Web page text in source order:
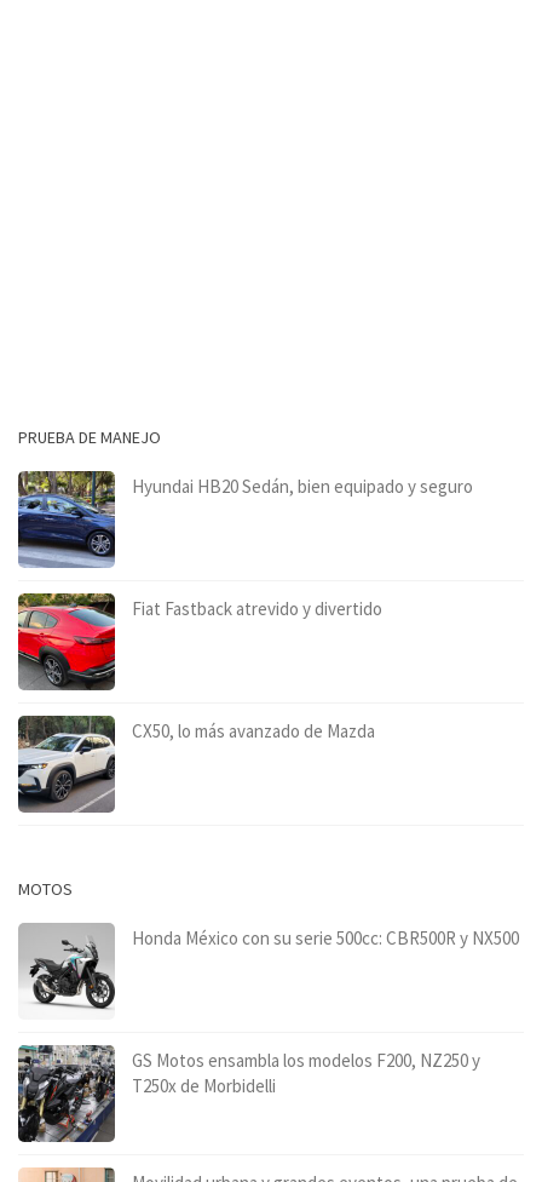
PRUEBA DE MANEJO
Hyundai HB20 Sedán, bien equipado y seguro
Fiat Fastback atrevido y divertido
CX50, lo más avanzado de Mazda
MOTOS
Honda México con su serie 500cc: CBR500R y NX500
GS Motos ensambla los modelos F200, NZ250 y
T250x de Morbidelli